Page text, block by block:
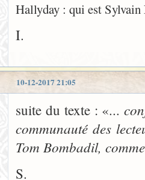
Hallyday : qui est
I.
10-12-2017 21:05
suite du texte : «...
communauté des
Tom Bombadil,
S.